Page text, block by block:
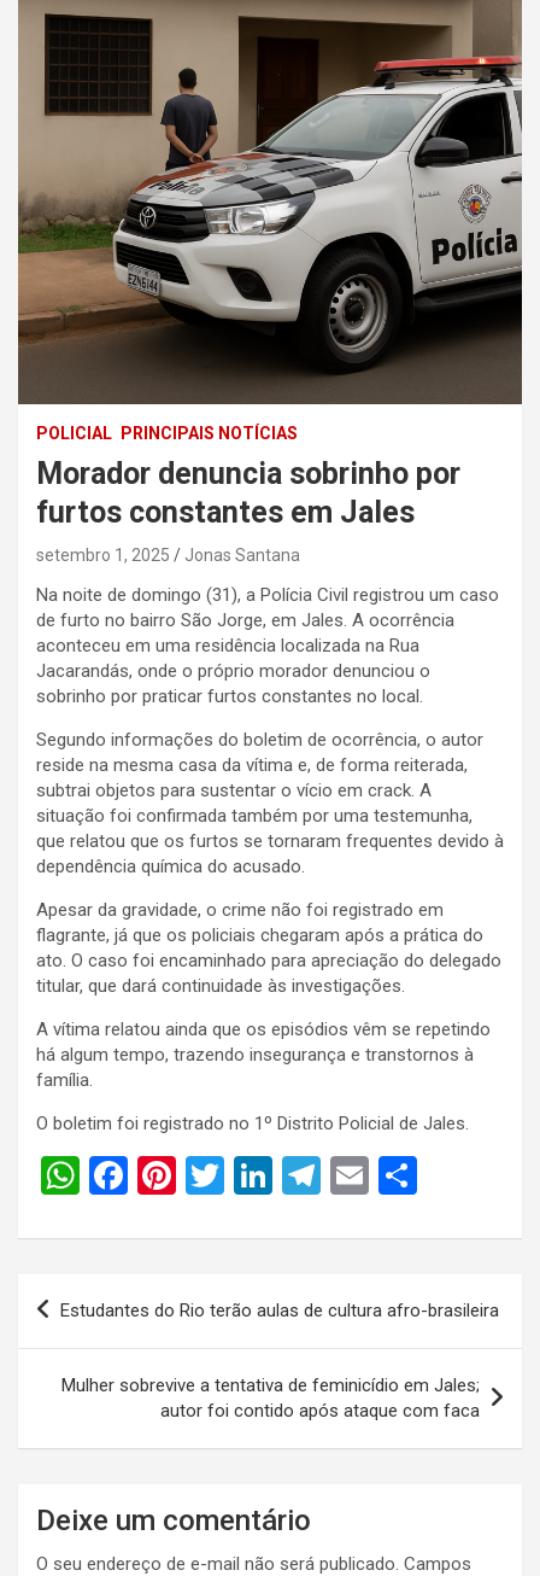
POLICIAL PRINCIPAIS NOTÍCIAS
Morador denuncia sobrinho por
furtos constantes em Jales
setembro 1, 2025 Jonas Santana
Na noite de domingo (31), a Polícia Civil registrou um caso
de furto no bairro São Jorge, em Jales. A ocorrência
aconteceu em uma residência localizada na Rua
Jacarandás, onde o próprio morador denunciou o
sobrinho por praticar furtos constantes no local.
Segundo informações do boletim de ocorrência, o autor
reside na mesma casa da vítima e, de forma reiterada,
subtrai objetos para sustentar o vício em crack. A
situação foi confirmada também por uma testemunha,
que relatou que os furtos se tornaram frequentes devido à
dependência química do acusado.
Apesar da gravidade, o crime não foi registrado em
flagrante, já que os policiais chegaram após a prática do
ato. O caso foi encaminhado para apreciação do delegado
titular, que dará continuidade às investigações.
A vítima relatou ainda que os episódios vêm se repetindo
há algum tempo, trazendo insegurança e transtornos à
família.
O boletim foi registrado no 1º Distrito Policial de Jales.
W
at
A
p
p
F
ce
o
o
k
Pi
er
es
t
T
tt
er
Li
ke
dI
n
T
e
gr
a
m
E
ail ar
e
Navegação
Estudantes do Rio terão aulas de cultura afro-brasileira
Mulher sobrevive a tentativa de feminicídio em Jales;
autor foi contido após ataque com faca
Deixe um comentário
O seu endereço de e-mail não será publicado. Campos